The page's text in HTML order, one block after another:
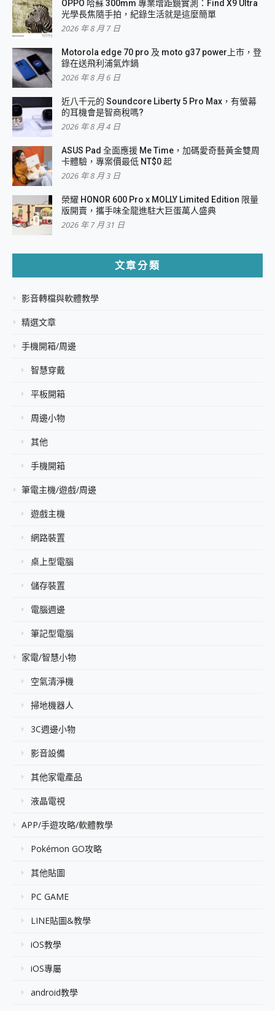
OPPO 哈蘇 300mm 專業增距鏡實測：Find X9 Ultra
光學長焦隨手拍，紀錄生活就是這麼簡單
2026 年 8 月 7 日
Motorola edge 70 pro 及 moto g37 power上市，登
錄在送飛利浦氣炸鍋
2026 年 8 月 6 日
近八千元的 Soundcore Liberty 5 Pro Max，有螢幕
的耳機會是智商稅嗎?
2026 年 8 月 4 日
ASUS Pad 全面應援 Me Time，加碼愛奇藝黃金雙周
卡體驗，專案價最低 NT$0 起
2026 年 8 月 3 日
榮耀 HONOR 600 Pro x MOLLY Limited Edition 限量
版開賣，攜手味全龍進駐大巨蛋萬人盛典
2026 年 7 月 31 日
文章分類
影音轉檔與軟體教學
精選文章
手機開箱/周邊
智慧穿戴
平板開箱
周邊小物
其他
手機開箱
筆電主機/遊戲/周邊
遊戲主機
網路裝置
桌上型電腦
儲存裝置
電腦週邊
筆記型電腦
家電/智慧小物
空氣清淨機
掃地機器人
3C週邊小物
影音設備
其他家電產品
液晶電視
APP/手遊攻略/軟體教學
Pokémon GO攻略
其他貼圖
PC GAME
LINE貼圖&教學
iOS教學
iOS專屬
android教學